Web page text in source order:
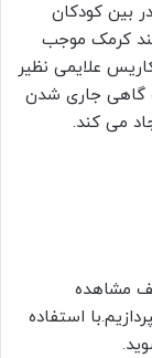
بین کودکان
کرمک موجب
علایمی نظیر
و گاهی جاری شدن
می ‌کند.
مشاهده
استفاده